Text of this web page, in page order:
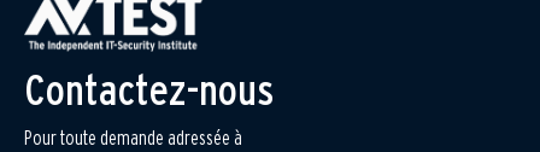
Contactez-nous
Pour toute demande adressée à